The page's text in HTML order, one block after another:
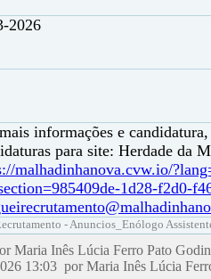
2026
informações e
para site: Herdade da
malhadinhanova.cvw.io/
1d28-f2d0-
- Anuncios_Enólogo
Maria Inês Lúcia Ferro Pato
13:03 por Maria Inês Lúcia